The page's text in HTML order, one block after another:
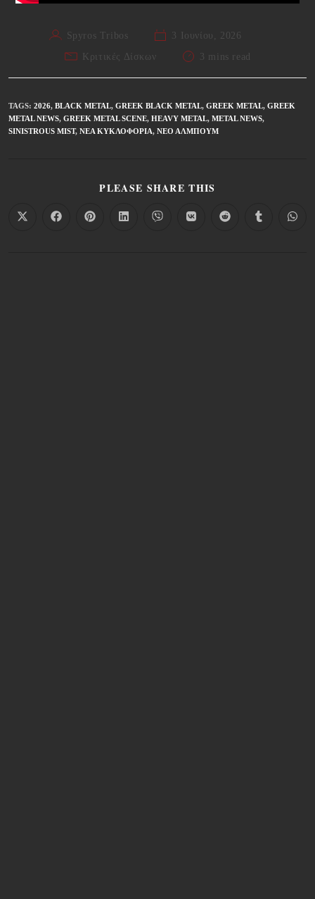
Spyros Tribos
3 Ιουνίου, 2026
Κριτικές Δίσκων
3 mins read
TAGS: 2026, BLACK METAL, GREEK BLACK METAL, GREEK METAL, GREEK
METAL NEWS, GREEK METAL SCENE, HEAVY METAL, METAL NEWS,
SINISTROUS MIST, ΝΈΑ ΚΥΚΛΟΦΟΡΊΑ, ΝΈΟ ΆΛΜΠΟΥΜ
PLEASE SHARE THIS